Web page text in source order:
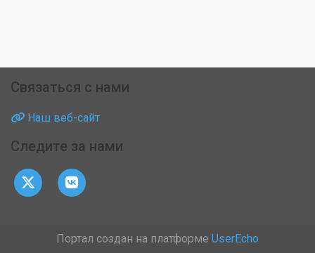
Связаться с нами
Наш веб-сайт
Следите за нами
Портал создан на платформе UserEcho